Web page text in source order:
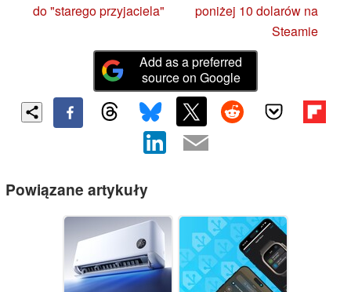
do "starego przyjaciela"
poniżej 10 dolarów na
Steamie
Add as a preferred
source on Google
Powiązane artykuły